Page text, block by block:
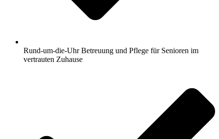
Rund-um-die-Uhr Betreuung und Pflege für Senioren im
vertrauten Zuhause